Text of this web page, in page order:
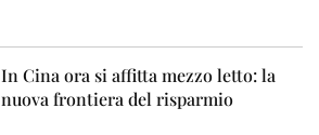
In Cina ora si affitta mezzo letto: la
nuova frontiera del risparmio